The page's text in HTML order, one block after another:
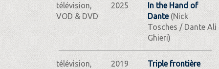
télévision,
VOD & DVD
2025
In the Hand of
Dante(Nick
Tosches / Dante Ali
Ghieri)
télévision,
2019
Triple frontière